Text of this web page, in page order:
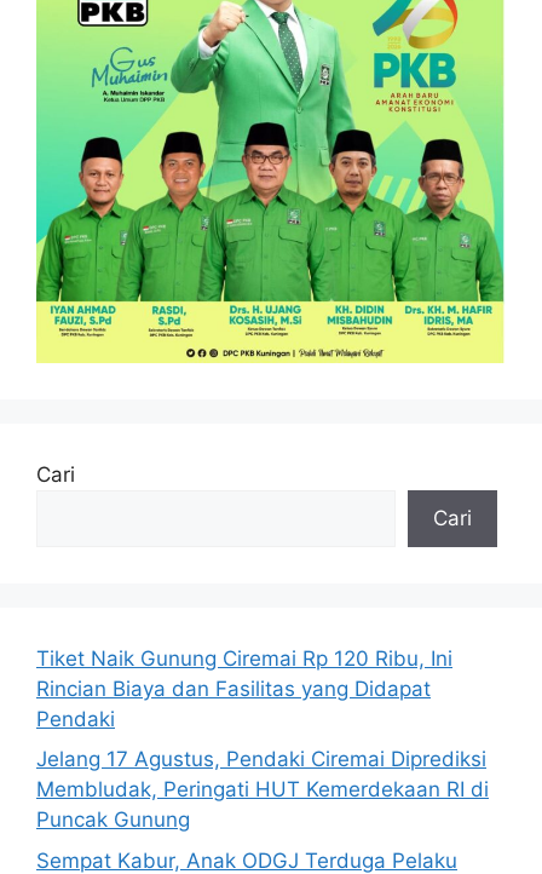
Cari
Cari
Tiket Naik Gunung Ciremai Rp 120 Ribu, Ini
Rincian Biaya dan Fasilitas yang Didapat
Pendaki
Jelang 17 Agustus, Pendaki Ciremai Diprediksi
Membludak, Peringati HUT Kemerdekaan RI di
Puncak Gunung
Sempat Kabur, Anak ODGJ Terduga Pelaku